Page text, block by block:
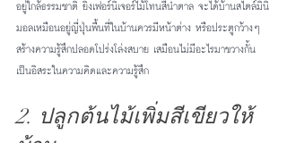
อยู่ใกล้ธรรมชาติ ยิ่งเฟอร์นิเจอร์ไม้โทนสีน้ำตาล จะได้บ้านสไตล์มินิ
มอลเหมือนอยู่ญี่ปุ่นพื้นที่ในบ้านควรมีหน้าต่าง หรือประตูกว้างๆ
สร้างความรู้สึกปลอดโปร่งโล่งสบาย เสมือนไม่มีอะไรมาขวางกั้น
เป็นอิสระในความคิดและความรู้สึก
2. ปลูกต้นไม้เพิ่มสีเขียวให้